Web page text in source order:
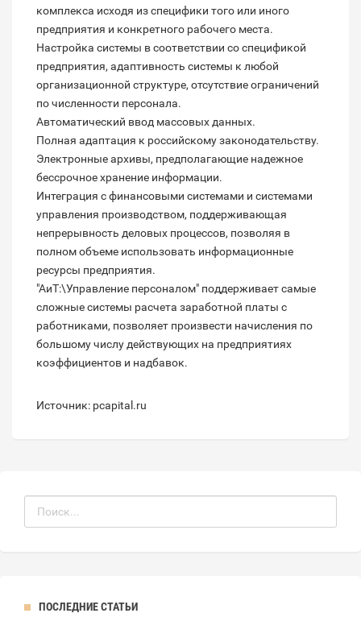
комплекса исходя из специфики того или иного
предприятия и конкретного рабочего места.
Настройка системы в соответствии со спецификой
предприятия, адаптивность системы к любой
организационной структуре, отсутствие ограничений
по численности персонала.
Автоматический ввод массовых данных.
Полная адаптация к российскому законодательству.
Электронные архивы, предполагающие надежное
бессрочное хранение информации.
Интеграция с финансовыми системами и системами
управления производством, поддерживающая
непрерывность деловых процессов, позволяя в
полном объеме использовать информационные
ресурсы предприятия.
"АиТ:\Управление персоналом" поддерживает самые
сложные системы расчета заработной платы с
работниками, позволяет произвести начисления по
большому числу действующих на предприятиях
коэффициентов и надбавок.
Источник: pcapital.ru
ПОСЛЕДНИЕ СТАТЬИ